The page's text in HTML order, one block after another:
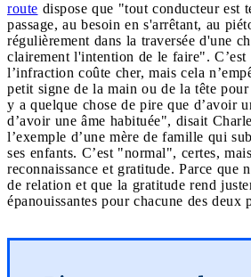
route dispose que "tout conducteur est
passage, au besoin en s'arrêtant, au
régulièrement dans la traversée d'une
clairement l'intention de le faire".
l’infraction coûte cher, mais cela
petit signe de la main ou de la tête
y a quelque chose de pire que d’avoir
d’avoir une âme habituée", disait
l’exemple d’une mère de famille qui
ses enfants. C’est "normal", certes,
reconnaissance et gratitude. Parce que
de relation et que la gratitude rend
épanouissantes pour chacune des deux